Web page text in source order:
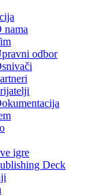
nama
odbor
igre
Deck